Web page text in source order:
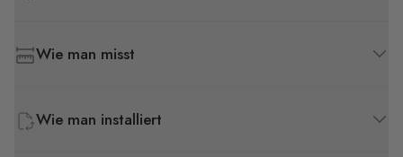
Wie man misst
Wie man installiert